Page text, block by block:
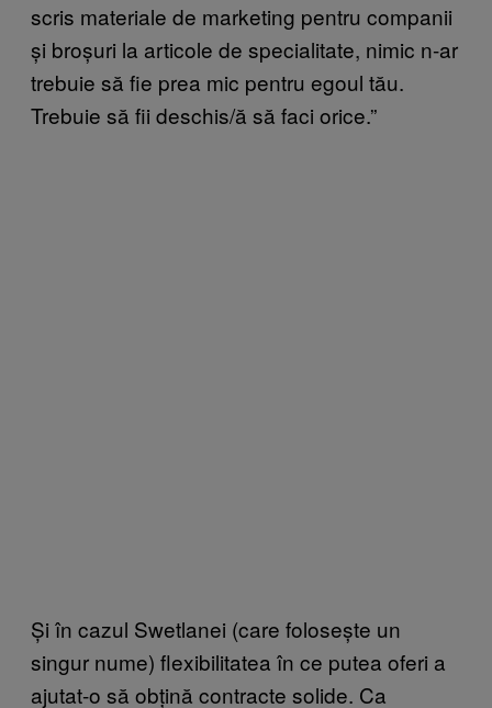
scris materiale de marketing pentru companii
și broșuri la articole de specialitate, nimic n-ar
trebuie să fie prea mic pentru egoul tău.
Trebuie să fii deschis/ă să faci orice.”
Și în cazul Swetlanei (care folosește un
singur nume) flexibilitatea în ce putea oferi a
ajutat-o să obțină contracte solide. Ca